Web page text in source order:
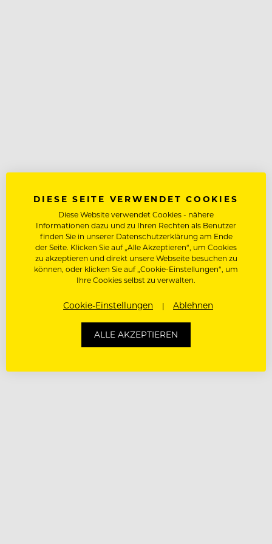
DIESE SEITE VERWENDET COOKIES
Diese Website verwendet Cookies - nähere
Informationen dazu und zu Ihren Rechten als Benutzer
finden Sie in unserer Datenschutzerklärung am Ende
der Seite. Klicken Sie auf „Alle Akzeptieren“, um Cookies
zu akzeptieren und direkt unsere Webseite besuchen zu
können, oder klicken Sie auf „Cookie-Einstellungen“, um
Ihre Cookies selbst zu verwalten.
Cookie-Einstellungen Ablehnen
ALLE AKZEPTIEREN